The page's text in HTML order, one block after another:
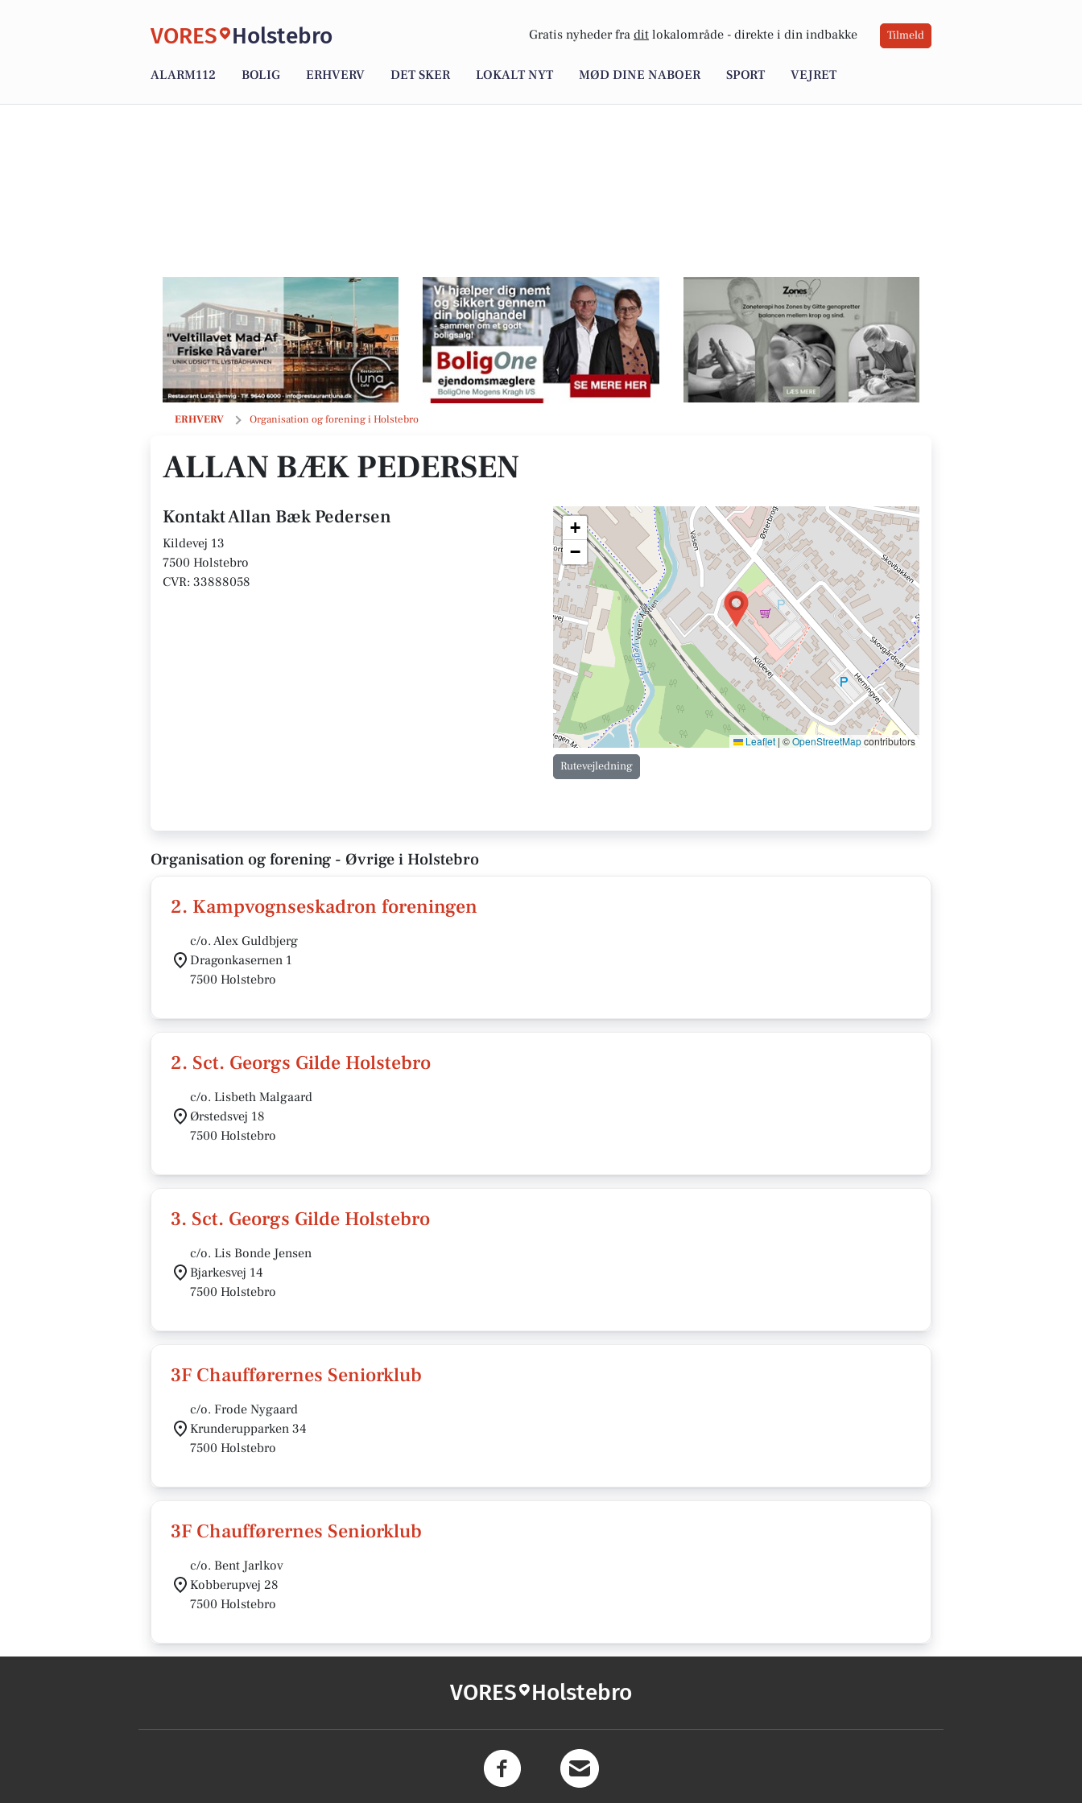
VORES Holstebro Gratis nyheder fra dit lokalområde - direkte i din indbakke Tilmeld
ALARM112 BOLIG ERHVERV DET SKER LOKALT NYT MØD DINE NABOER SPORT VEJRET
ERHVERV Organisation og forening i Holstebro
Allan Bæk Pedersen
ALLAN BÆK PEDERSEN
Kontakt Allan Bæk Pedersen
Kildevej 13
7500 Holstebro
CVR: 33888058
+
−
Leaflet | ©OpenStreetMapcontributors
Rutevejledning
Organisation og forening - Øvrige i Holstebro
2. Kampvognseskadron foreningen
c/o. Alex Guldbjerg
Dragonkasernen 1
7500 Holstebro
2. Sct. Georgs Gilde Holstebro
c/o. Lisbeth Malgaard
Ørstedsvej 18
7500 Holstebro
3. Sct. Georgs Gilde Holstebro
c/o. Lis Bonde Jensen
Bjarkesvej 14
7500 Holstebro
3F Chaufførernes Seniorklub
c/o. Frode Nygaard
Krunderupparken 34
7500 Holstebro
3F Chaufførernes Seniorklub
c/o. Bent Jarlkov
Kobberupvej 28
7500 Holstebro
VORES Holstebro